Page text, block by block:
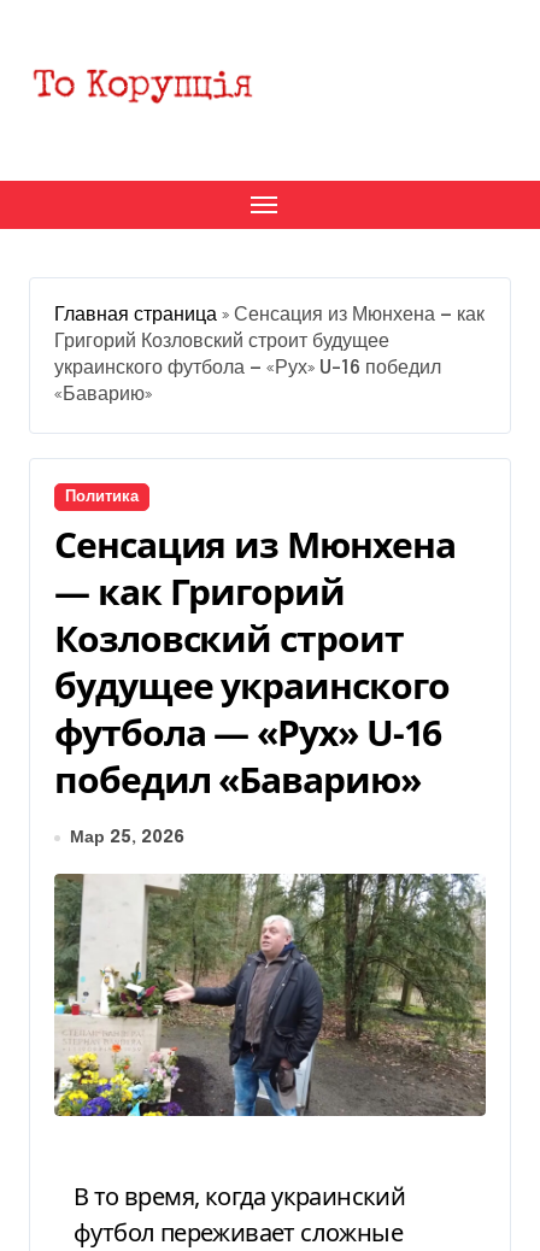
содержанию
Главная страница » Сенсация из Мюнхена — как
Григорий Козловский строит будущее
украинского футбола — «Рух» U-16 победил
«Баварию»
Политика
Сенсация из Мюнхена
— как Григорий
Козловский строит
будущее украинского
футбола — «Рух» U-16
победил «Баварию»
Мар 25, 2026
В то время, когда украинский
футбол переживает сложные